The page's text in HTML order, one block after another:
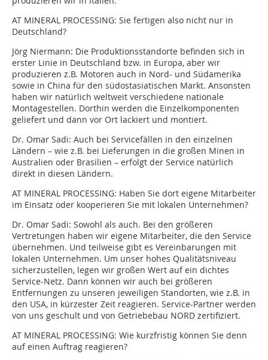
AT MINERAL PROCESSING: Sie fertigen also nicht nur in
Deutschland?
Jörg Niermann: Die Produktionsstandorte befinden sich in
erster Linie in Deutschland bzw. in Europa, aber wir
produzieren z.B. Motoren auch in Nord- und Südamerika
sowie in China für den südostasiatischen Markt. Ansonsten
haben wir natürlich weltweit verschiedene nationale
Montagestellen. Dorthin werden die Einzelkomponenten
geliefert und dann vor Ort lackiert und montiert.
Dr. Omar Sadi: Auch bei Servicefällen in den einzelnen
Ländern – wie z.B. bei Lieferungen in die großen Minen in
Australien oder Brasilien – erfolgt der Service natürlich
direkt in diesen Ländern.
AT MINERAL PROCESSING: Haben Sie dort eigene Mitarbeiter
im Einsatz oder kooperieren Sie mit lokalen Unternehmen?
Dr. Omar Sadi: Sowohl als auch. Bei den größeren
Vertretungen haben wir eigene Mitarbeiter, die den Service
übernehmen. Und teilweise gibt es Vereinbarungen mit
lokalen Unternehmen. Um unser hohes Qualitätsniveau
sicherzustellen, legen wir großen Wert auf ein dichtes
Service-Netz. Dann können wir auch bei größeren
Entfernungen zu unseren jeweiligen Standorten, wie z.B. in
den USA, in kürzester Zeit reagieren. Service-Partner werden
von uns geschult und von Getriebebau NORD zertifiziert.
AT MINERAL PROCESSING: Wie kurzfristig können Sie denn
auf einen Auftrag reagieren?